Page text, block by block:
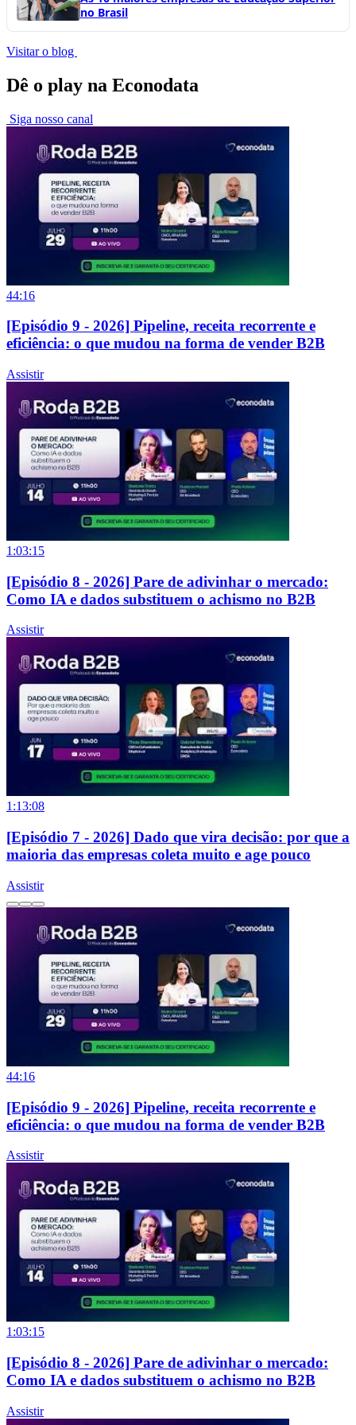
no Brasil
Visitar o blog
Dê o play na Econodata
Siga nosso canal
44:16
[Episódio 9 - 2026] Pipeline, receita recorrente e
eficiência: o que mudou na forma de vender B2B
Assistir
1:03:15
[Episódio 8 - 2026] Pare de adivinhar o mercado:
Como IA e dados substituem o achismo no B2B
Assistir
1:13:08
[Episódio 7 - 2026] Dado que vira decisão: por que a
maioria das empresas coleta muito e age pouco
Assistir
44:16
[Episódio 9 - 2026] Pipeline, receita recorrente e
eficiência: o que mudou na forma de vender B2B
Assistir
1:03:15
[Episódio 8 - 2026] Pare de adivinhar o mercado:
Como IA e dados substituem o achismo no B2B
Assistir